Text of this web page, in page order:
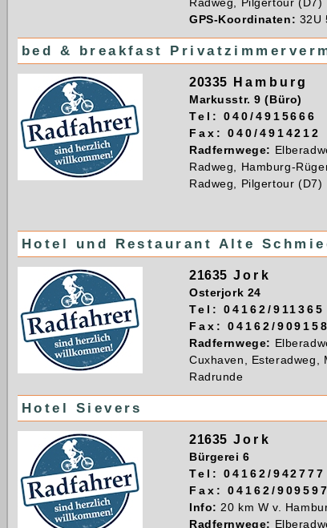
GPS-Koordinaten: 32U
bed & breakfast
20335 Hamburg
Markusstr. 9 (Büro)
Tel: 040/4915666
Fax: 040/4914212
Radfernwege:
Radweg, Hamburg-
Radweg, Pilgertour (D7)
Hotel und Restaurant Alte
21635 Jork
Osterjork 24
Tel: 04162/911365
Fax: 04162/909158
Radfernwege:
Cuxhaven, Esteradweg,
Radrunde
Hotel Sievers
21635 Jork
Bürgerei 6
Tel: 04162/942777
Fax: 04162/909597
Info: 20 km W v.
Radfernwege: